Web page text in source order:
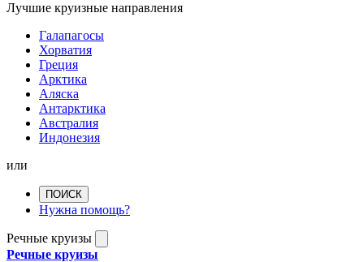
Лучшие круизные направления
Галапагосы
Хорватия
Греция
Арктика
Аляска
Антарктика
Австралия
Индонезия
или
ПОИСК
Нужна помощь?
Речные круизы
Речные круизы